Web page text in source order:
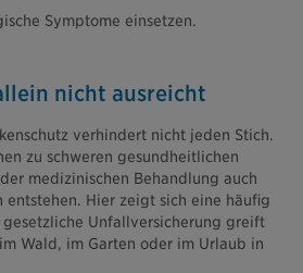
Symptome einsetzen.
nicht ausreicht
verhindert nicht jeden Stich.
zu schweren gesundheitlichen
medizinischen Behandlung auch
entstehen. Hier zeigt sich eine häufig
gesetzliche Unfallversicherung greift
Wald, im Garten oder im Urlaub in